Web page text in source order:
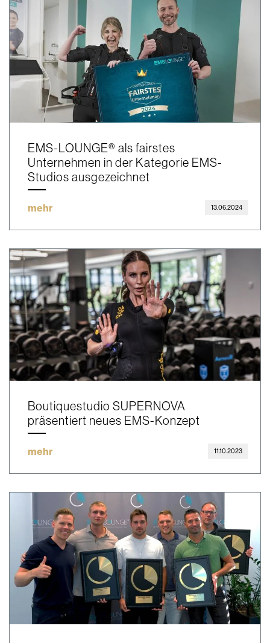
EMS-LOUNGE® als fairstes
Unternehmen in der Kategorie EMS-
Studios ausgezeichnet
mehr 13.06.2024
Boutiquestudio SUPERNOVA
präsentiert neues EMS-Konzept
mehr 11.10.2023